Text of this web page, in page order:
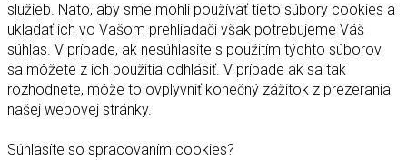
služieb. Nato, aby sme mohli používať tieto súbory cookies a
ukladať ich vo Vašom prehliadači však potrebujeme Váš
súhlas. V prípade, ak nesúhlasite s použitím týchto súborov
sa môžete z ich použitia odhlásiť. V prípade ak sa tak
rozhodnete, môže to ovplyvniť konečný zážitok z prezerania
našej webovej stránky.
Súhlasíte so spracovaním cookies?